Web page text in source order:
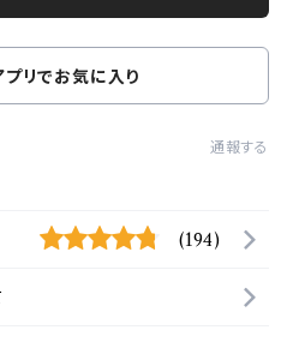
リでお気に入り
通報する
(194)